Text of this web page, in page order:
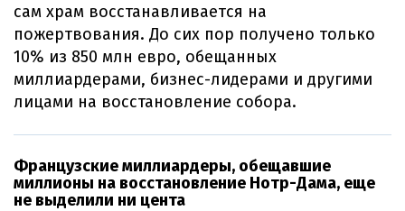
сам храм восстанавливается на
пожертвования. До сих пор получено только
10% из 850 млн евро, обещанных
миллиардерами, бизнес-лидерами и другими
лицами на восстановление собора.
Французские миллиардеры, обещавшие
миллионы на восстановление Нотр-Дама, еще
не выделили ни цента